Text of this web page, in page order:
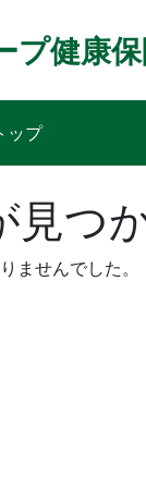
プ健康
ップ
つ
ませんでした。